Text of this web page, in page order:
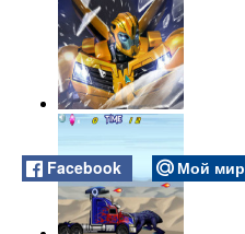
Facebook Мой мир